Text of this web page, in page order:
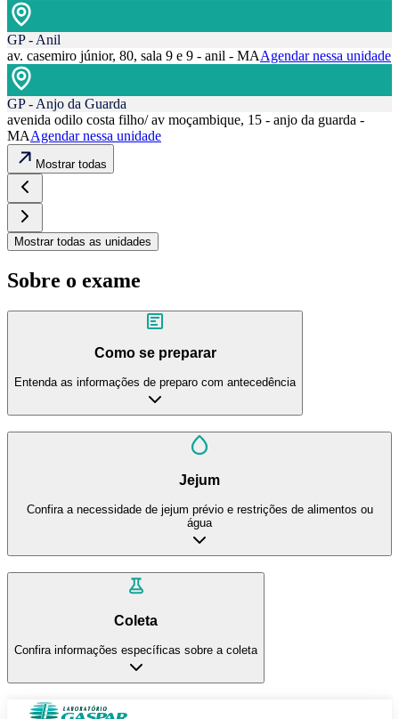
GP - Anil
av. casemiro júnior, 80, sala 9 e 9 - anil - MAAgendar nessa unidade
GP - Anjo da Guarda
avenida odilo costa filho/ av moçambique, 15 - anjo da guarda -
MAAgendar nessa unidade
Mostrar todas
Mostrar todas as unidades
Sobre o exame
Como se preparar
Entenda as informações de preparo com antecedência
Jejum
Confira a necessidade de jejum prévio e restrições de alimentos ou
água
Coleta
Confira informações específicas sobre a coleta